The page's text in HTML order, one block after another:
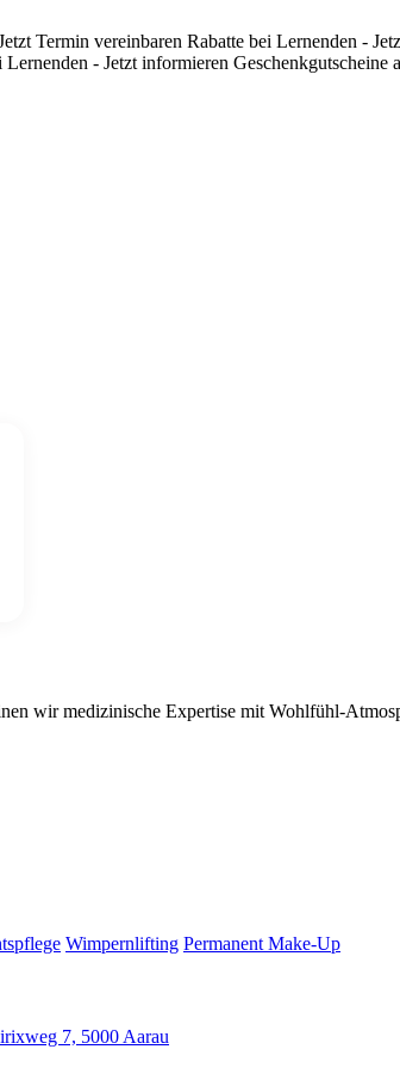
Termin vereinbaren Rabatte bei Lernenden -
Lernenden - Jetzt informieren
wir medizinische Expertise mit Wohlfühl-
Wimpernlifting Permanent Make-Up
7, 5000 Aarau